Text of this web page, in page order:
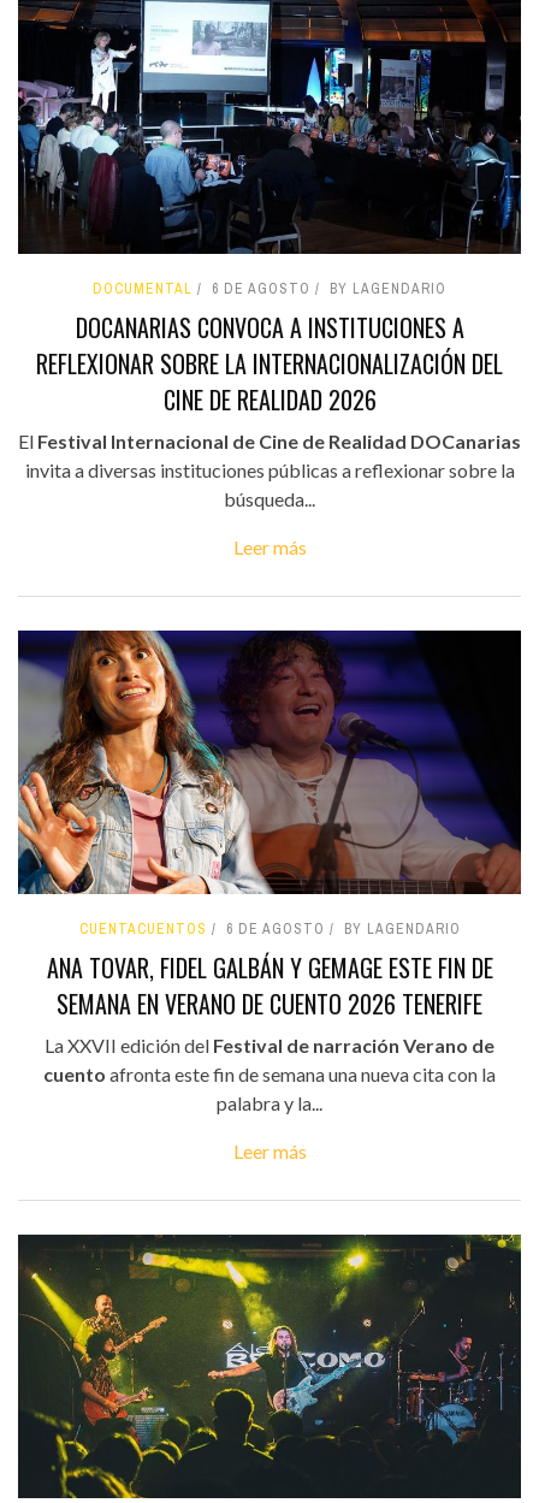
DOCUMENTAL 6 DE AGOSTO BY LAGENDARIO
DOCANARIAS CONVOCA A INSTITUCIONES A
REFLEXIONAR SOBRE LA INTERNACIONALIZACIÓN DEL
CINE DE REALIDAD 2026
El Festival Internacional de Cine de Realidad DOCanarias
invita a diversas instituciones públicas a reflexionar sobre la
búsqueda...
Leer más
CUENTACUENTOS 6 DE AGOSTO BY LAGENDARIO
ANA TOVAR, FIDEL GALBÁN Y GEMAGE ESTE FIN DE
SEMANA EN VERANO DE CUENTO 2026 TENERIFE
La XXVII edición del Festival de narración Verano de
cuento afronta este fin de semana una nueva cita con la
palabra y la...
Leer más